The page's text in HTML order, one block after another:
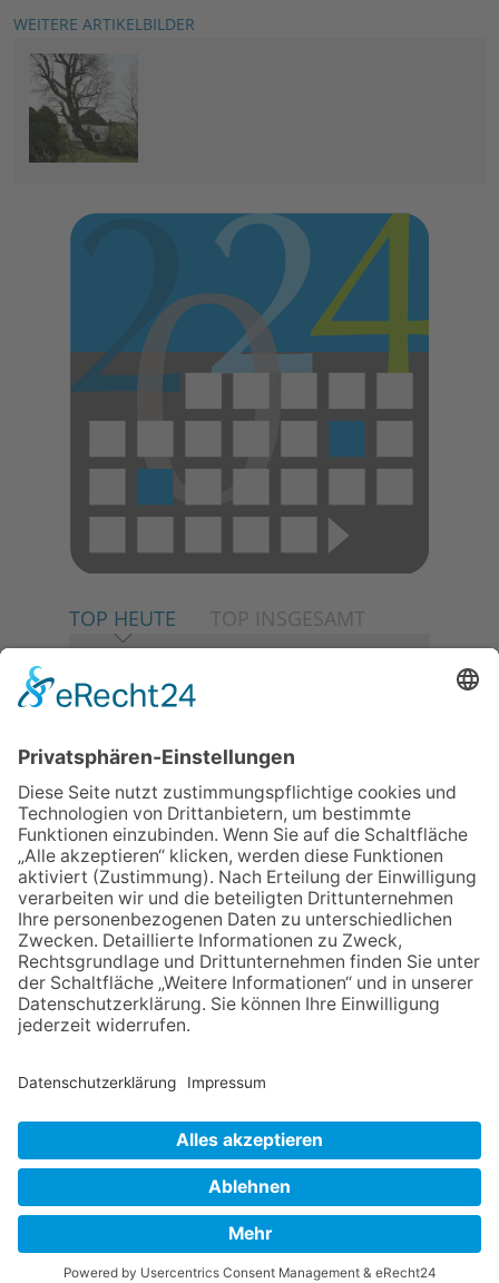
WEITERE ARTIKELBILDER
TOP HEUTE TOP INSGESAMT
06.08.2026
Baustellenführung führt auch in
die Zukunft der Stadt
Königstein
06.08.2026
Klinikforum zum Thema
Karpaltunnelsyndrom
06.08.2026
Gewinnspiel zum Start ins
Schuljahr
06.08.2026
„Rock auf der Burg“ lässt
Königstein beben
NACH OBEN
Datenschutz Netiquette FAQ
Powered bynative:media.